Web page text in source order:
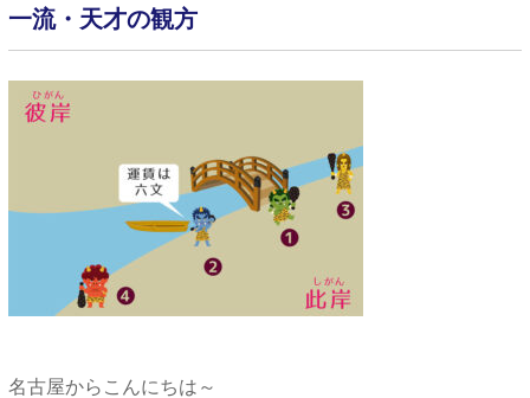
一流・天才の観方
名古屋からこんにちは～